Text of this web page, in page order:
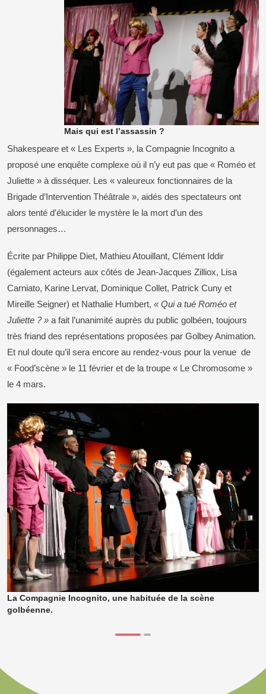
Mais qui est l’assassin ?
Shakespeare et « Les Experts », la Compagnie Incognito a
proposé une enquête complexe où il n’y eut pas que « Roméo et
Juliette » à disséquer. Les « valeureux fonctionnaires de la
Brigade d’Intervention Théâtrale », aidés des spectateurs ont
alors tenté d’élucider le mystère le la mort d’un des
personnages…
Écrite par Philippe Diet, Mathieu Atouillant, Clément Iddir
(également acteurs aux côtés de Jean-Jacques Zilliox, Lisa
Carniato, Karine Lervat, Dominique Collet, Patrick Cuny et
Mireille Seigner) et Nathalie Humbert, « Qui a tué Roméo et
Juliette ? » a fait l’unanimité auprès du public golbéen, toujours
très friand des représentations proposées par Golbey Animation.
Et nul doute qu’il sera encore au rendez-vous pour la venue de
« Food’scène » le 11 février et de la troupe « Le Chromosome »
le 4 mars.
La Compagnie Incognito, une habituée de la scène
golbéenne.